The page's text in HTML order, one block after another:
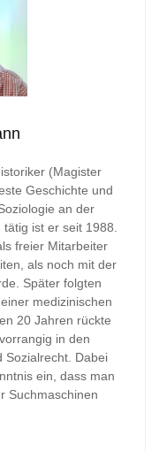
(Magister
Geschichte und
an der
ist er seit 1988.
freier Mitarbeiter
als noch mit der
Später folgten
medizinischen
20 Jahren rückte
in den
Sozialrecht. Dabei
ein, dass man
Suchmaschinen